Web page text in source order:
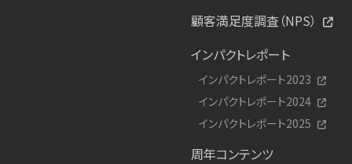
顧客満足度調査（NPS）
インパクトレポート
インパクトレポート2023
インパクトレポート2024
インパクトレポート2025
周年コンテンツ